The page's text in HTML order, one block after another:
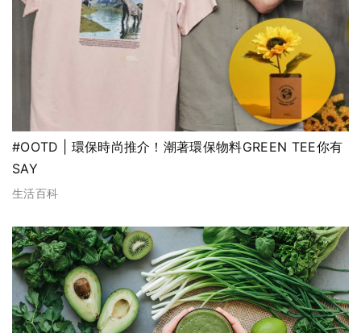
#OOTD | 環保時尚推介！潮著環保物料GREEN TEE你有
SAY
生活百科